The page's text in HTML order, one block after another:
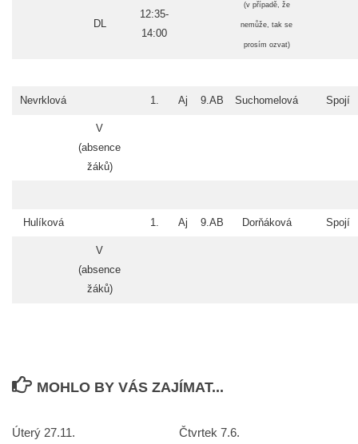
DL
12:35-
14:00
(v případě, že
nemůže, tak se
prosím ozvat)
Nevrklová 1. Aj 9.AB Suchomelová Spojí
V
(absence
žáků)
Hulíková 1. Aj 9.AB Dorňáková Spojí
V
(absence
žáků)
MOHLO BY VÁS ZAJÍMAT...
Úterý 27.11. Čtvrtek 7.6.